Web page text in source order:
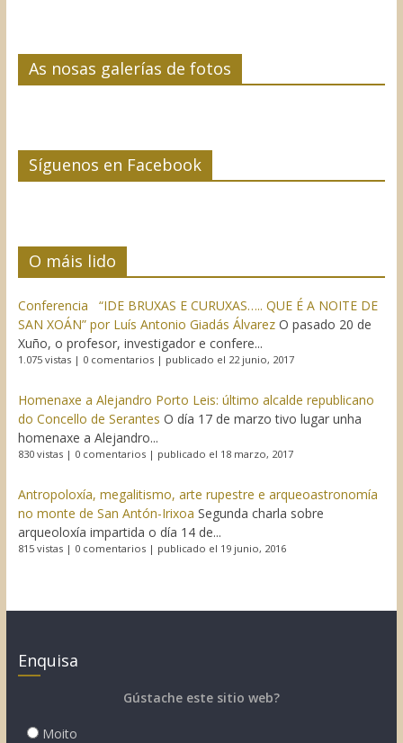
As nosas galerías de fotos
Síguenos en Facebook
O máis lido
Conferencia “IDE BRUXAS E CURUXAS….. QUE É A NOITE DE
SAN XOÁN” por Luís Antonio Giadás Álvarez O pasado 20 de
Xuño, o profesor, investigador e confere...
1.075 vistas| 0 comentarios| publicado el 22 junio, 2017
Homenaxe a Alejandro Porto Leis: último alcalde republicano
do Concello de Serantes O día 17 de marzo tivo lugar unha
homenaxe a Alejandro...
830 vistas| 0 comentarios| publicado el 18 marzo, 2017
Antropoloxía, megalitismo, arte rupestre e arqueoastronomía
no monte de San Antón-Irixoa Segunda charla sobre
arqueoloxía impartida o día 14 de...
815 vistas| 0 comentarios| publicado el 19 junio, 2016
Enquisa
Gústache este sitio web?
Moito